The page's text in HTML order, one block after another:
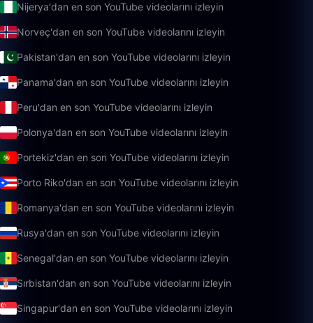
Nijerya'dan en son YouTube videolarını izleyin
Norveç'dan en son YouTube videolarını izleyin
Pakistan'dan en son YouTube videolarını izleyin
Panama'dan en son YouTube videolarını izleyin
Peru'dan en son YouTube videolarını izleyin
Polonya'dan en son YouTube videolarını izleyin
Portekiz'dan en son YouTube videolarını izleyin
Porto Riko'dan en son YouTube videolarını izleyin
Romanya'dan en son YouTube videolarını izleyin
Rusya'dan en son YouTube videolarını izleyin
Senegal'dan en son YouTube videolarını izleyin
Sırbistan'dan en son YouTube videolarını izleyin
Singapur'dan en son YouTube videolarını izleyin